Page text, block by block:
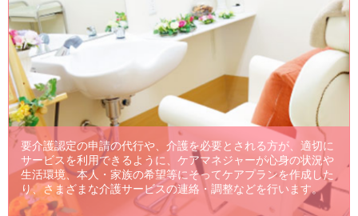
要介護認定の申請の代行や、介護を必要とされる方が、適切に
サービスを利用できるように、ケアマネジャーが心身の状況や
生活環境、本人・家族の希望等にそってケアプランを作成した
り、さまざまな介護サービスの連絡・調整などを行います。